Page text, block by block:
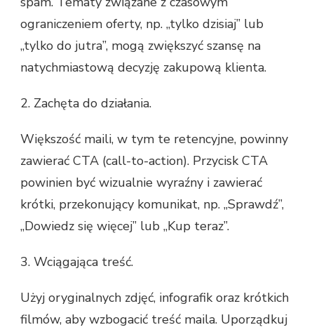
ograniczeniem oferty, np. „tylko dzisiaj” lub
„tylko do jutra”, mogą zwiększyć szansę na
natychmiastową decyzję zakupową klienta.
2. Zachęta do działania.
Większość maili, w tym te retencyjne, powinny
zawierać CTA (call-to-action). Przycisk CTA
powinien być wizualnie wyraźny i zawierać
krótki, przekonujący komunikat, np. „Sprawdź”,
„Dowiedz się więcej” lub „Kup teraz”.
3. Wciągająca treść.
Użyj oryginalnych zdjęć, infografik oraz krótkich
filmów, aby wzbogacić treść maila. Uporządkuj